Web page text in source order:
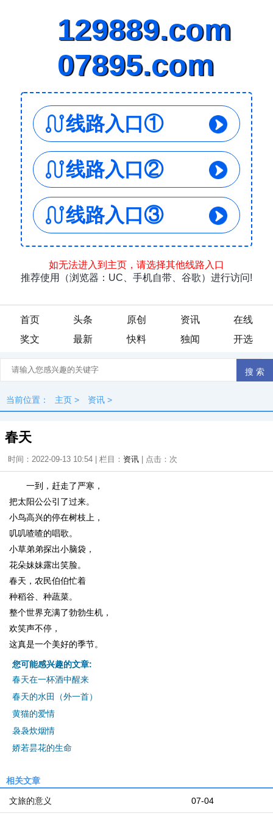
首页 头条 原创 资讯
在线
奖文
最新 快料 独闻 开选
当前位置： 主页 > 资讯 >
春天
时间：2022-09-13 10:54 | 栏目： 资讯 | 点击： 次
一到，赶走了严寒，
把太阳公公引了过来。
小鸟高兴的停在树枝上，
叽叽喳喳的唱歌。
小草弟弟探出小脑袋，
花朵妹妹露出笑脸。
春天，农民伯伯忙着
种稻谷、种蔬菜。
整个世界充满了勃勃生机，
欢笑声不停，
这真是一个美好的季节。
您可能感兴趣的文章:
春天在一杯酒中醒来
春天的水田（外一首）
黄猫的爱情
袅袅炊烟情
娇若昙花的生命
相关文章
07-04
文旅的意义